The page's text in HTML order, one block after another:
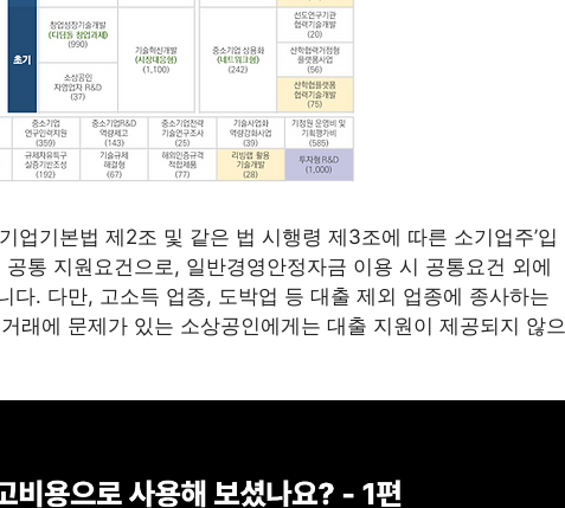
업기본법 제2조 및 같은 법 시행령 제3조에 따른 소기업주’입
통 지원요건으로, 일반경영안정자금 이용 시 공통요건 외에
다. 다만, 고소득 업종, 도박업 등 대출 제외 업종에 종사하는
래에 문제가 있는 소상공인에게는 대출 지원이 제공되지 않으